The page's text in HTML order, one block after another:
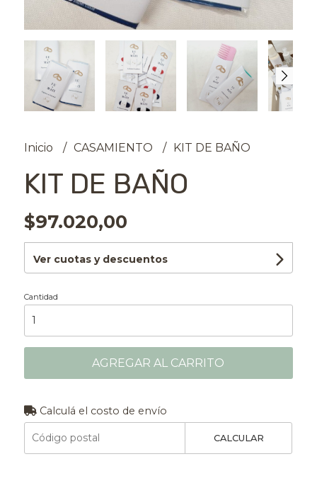
Inicio CASAMIENTO KIT DE BAÑO
KIT DE BAÑO
$97.020,00
Ver cuotas y descuentos
Cantidad
AGREGAR AL CARRITO
Calculá el costo de envío
CALCULAR